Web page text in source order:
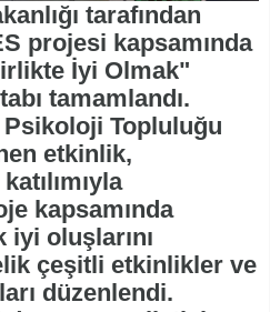
tarafından
projesi kapsamında
İyi Olmak"
tamamlandı.
Topluluğu
etkinlik,
kapsamında
oluşlarını
çeşitli etkinlikler ve
düzenlendi.